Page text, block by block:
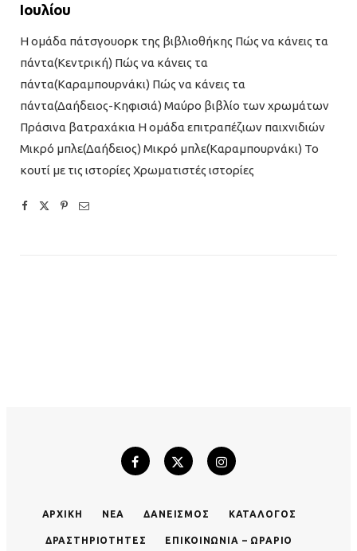
Ιουλίου
Η ομάδα πάτσγουορκ της βιβλιοθήκης Πώς να κάνεις τα
πάντα(Κεντρική) Πώς να κάνεις τα
πάντα(Καραμπουρνάκι) Πώς να κάνεις τα
πάντα(Δαήδειος-Κηφισιά) Μαύρο βιβλίο των χρωμάτων
Πράσινα βατραχάκια Η ομάδα επιτραπέζιων παιχνιδιών
Μικρό μπλε(Δαήδειος) Μικρό μπλε(Καραμπουρνάκι) Το
κουτί με τις ιστορίες Χρωματιστές ιστορίες
ΑΡΧΙΚΉ ΝΈΑ ΔΑΝΕΙΣΜΌΣ ΚΑΤΆΛΟΓΟΣ
ΔΡΑΣΤΗΡΙΌΤΗΤΕΣ ΕΠΙΚΟΙΝΩΝΊΑ – ΩΡΆΡΙΟ